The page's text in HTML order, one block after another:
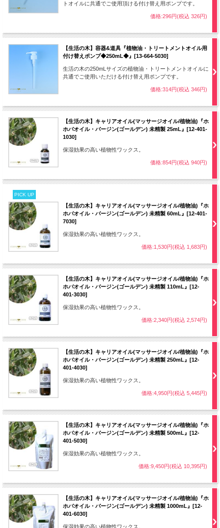
トオイルに共通でご使用頂ける付け替え用ポンプです。
価格:296円(税込 326円)
【生活の木】容器&道具『植物油・トリートメントオイル用
付け替えポンプ◆250mL◆』[13-664-5030]
生活の木の250mLサイズの植物油・トリートメントオイルに
共通でご使用いただける付け替え用ポンプです。
価格:314円(税込 346円)
【生活の木】キャリアオイル(マッサージオイル/植物油)『ホ
ホバオイル・バージン(ゴールデン) 未精製 25mL』[12-401-
1030]
保湿効果の高い植物性ワックス。
価格:854円(税込 940円)
PICK UP
【生活の木】キャリアオイル(マッサージオイル/植物油)『ホ
ホバオイル・バージン(ゴールデン) 未精製 60mL』[12-401-
7030]
保湿効果の高い植物性ワックス。
価格:1,530円(税込 1,683円)
【生活の木】キャリアオイル(マッサージオイル/植物油)『ホ
ホバオイル・バージン(ゴールデン) 未精製 110mL』[12-
401-3030]
保湿効果の高い植物性ワックス。
価格:2,340円(税込 2,574円)
【生活の木】キャリアオイル(マッサージオイル/植物油)『ホ
ホバオイル・バージン(ゴールデン) 未精製 250mL』[12-
401-4030]
保湿効果の高い植物性ワックス。
価格:4,950円(税込 5,445円)
【生活の木】キャリアオイル(マッサージオイル/植物油)『ホ
ホバオイル・バージン(ゴールデン) 未精製 500mL』[12-
401-5030]
保湿効果の高い植物性ワックス。
価格:9,450円(税込 10,395円)
【生活の木】キャリアオイル(マッサージオイル/植物油)『ホ
ホバオイル・バージン(ゴールデン) 未精製 1000mL』[12-
401-6030]
保湿効果の高い植物性ワックス。